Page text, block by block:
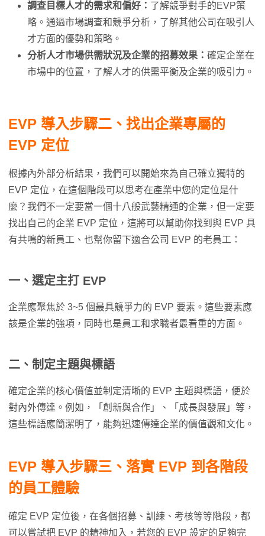
調查目標人才的需求和偏好： 了解競爭對手的EVP策
略。通過市場調查和競爭分析，了解其他公司在吸引人
才方面的優勢和策略。
分析人才市場供需狀況及企業的招募效果： 確定企業在
市場中的位置，了解人才的供需平衡及企業的吸引力。
EVP 導入步驟二、找出企業專屬的
EVP 定位
根據內外部分析結果，我們可以開始來為自己確立獨特的
EVP 定位，在這個階段可以思考在產業中您的定位是什
麼？我們不一定要當一個十八般武藝精通的企業，但一定要
找出自己的企業 EVP 定位，這將可以幫助你找到與 EVP 具
有共鳴的新員工、也幫你留下適合公司 EVP 的老員工：
一、選定主打 EVP
企業應聚焦於 3~5 個最具競爭力的 EVP 要素。這些要素應
該是企業的強項，同時也是員工和求職者最看重的方面。
二、 制定主題與標語
確定企業的核心價值並制定清晰的 EVP 主題與標語，便於
對內外傳達。例如，「創新與合作」、「成長與發展」等，
這些標語應簡潔明了，能夠迅速傳達企業的價值觀和文化。
EVP 導入步驟三、落實 EVP 到各階段
的員工體驗
確定 EVP 定位後，在各個招募、訓練、考核等等階段，都
可以嘗試把 EVP 的精神加入，若您的 EVP 設定的足夠完